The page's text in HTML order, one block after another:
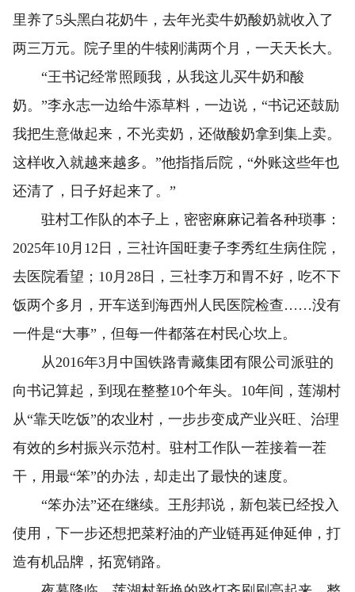
里养了5头黑白花奶牛，去年光卖牛奶酸奶就收入了
两三万元。院子里的牛犊刚满两个月，一天天长大。
“王书记经常照顾我，从我这儿买牛奶和酸
奶。”李永志一边给牛添草料，一边说，“书记还鼓励
我把生意做起来，不光卖奶，还做酸奶拿到集上卖。
这样收入就越来越多。”他指指后院，“外账这些年也
还清了，日子好起来了。”
驻村工作队的本子上，密密麻麻记着各种琐事：
2025年10月12日，三社许国旺妻子李秀红生病住院，
去医院看望；10月28日，三社李万和胃不好，吃不下
饭两个多月，开车送到海西州人民医院检查……没有
一件是“大事”，但每一件都落在村民心坎上。
从2016年3月中国铁路青藏集团有限公司派驻的
向书记算起，到现在整整10个年头。10年间，莲湖村
从“靠天吃饭”的农业村，一步步变成产业兴旺、治理
有效的乡村振兴示范村。驻村工作队一茬接着一茬
干，用最“笨”的办法，却走出了最快的速度。
“笨办法”还在继续。王彤邦说，新包装已经投入
使用，下一步还想把菜籽油的产业链再延伸延伸，打
造有机品牌，拓宽销路。